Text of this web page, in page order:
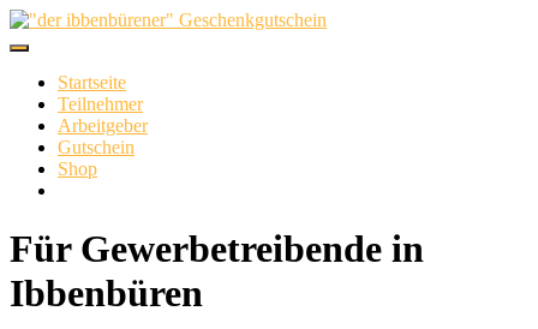
Skip
to
Startseite
Teilnehmer
Arbeitgeber
Gutschein
Shop
Für Gewerbetreibende in
Ibbenbüren